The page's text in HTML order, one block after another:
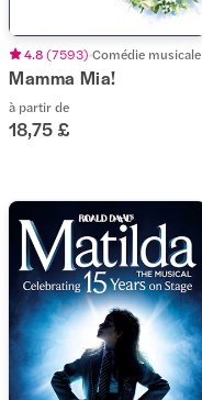
4.8(7 593) Comédie musicale
Mamma Mia!
à partir de
18,75 £